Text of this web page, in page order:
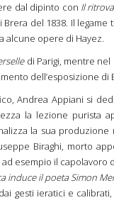
dal dipinto con Il
del 1838. Il
alcune opere di Hayez.
di Parigi, mentre nel
dell’esposizione di
Andrea Appiani si
la lezione purista
la sua
Biraghi, morto
esempio il capolavoro
induce il poeta Simon
gesti ieratici e